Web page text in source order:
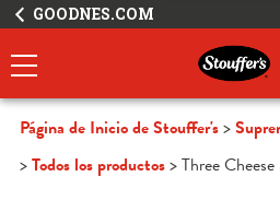
GOODNES.COM
Página de Inicio de Stouffer's
Todos los productos
Three